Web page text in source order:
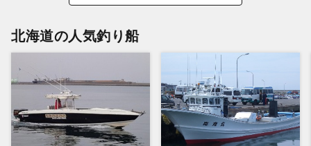
北海道の人気釣り船